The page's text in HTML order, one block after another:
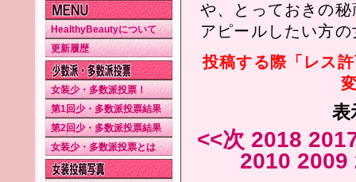
HealthyBeautyについて
更新履歴
女装少・多数派投票！
第1回少・多数派投票結果
第2回少・多数派投票結果
女装少・多数派投票とは
や、とっておきの
アピールしたい方
投稿する際「レス
表
<<次 2018
2010 2009